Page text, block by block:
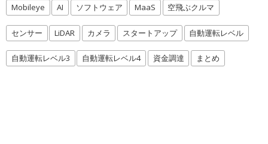
Mobileye AI ソフトウェア MaaS 空飛ぶクルマ
センサー LiDAR カメラ スタートアップ 自動運転レベル
自動運転レベル3 自動運転レベル4 資金調達 まとめ